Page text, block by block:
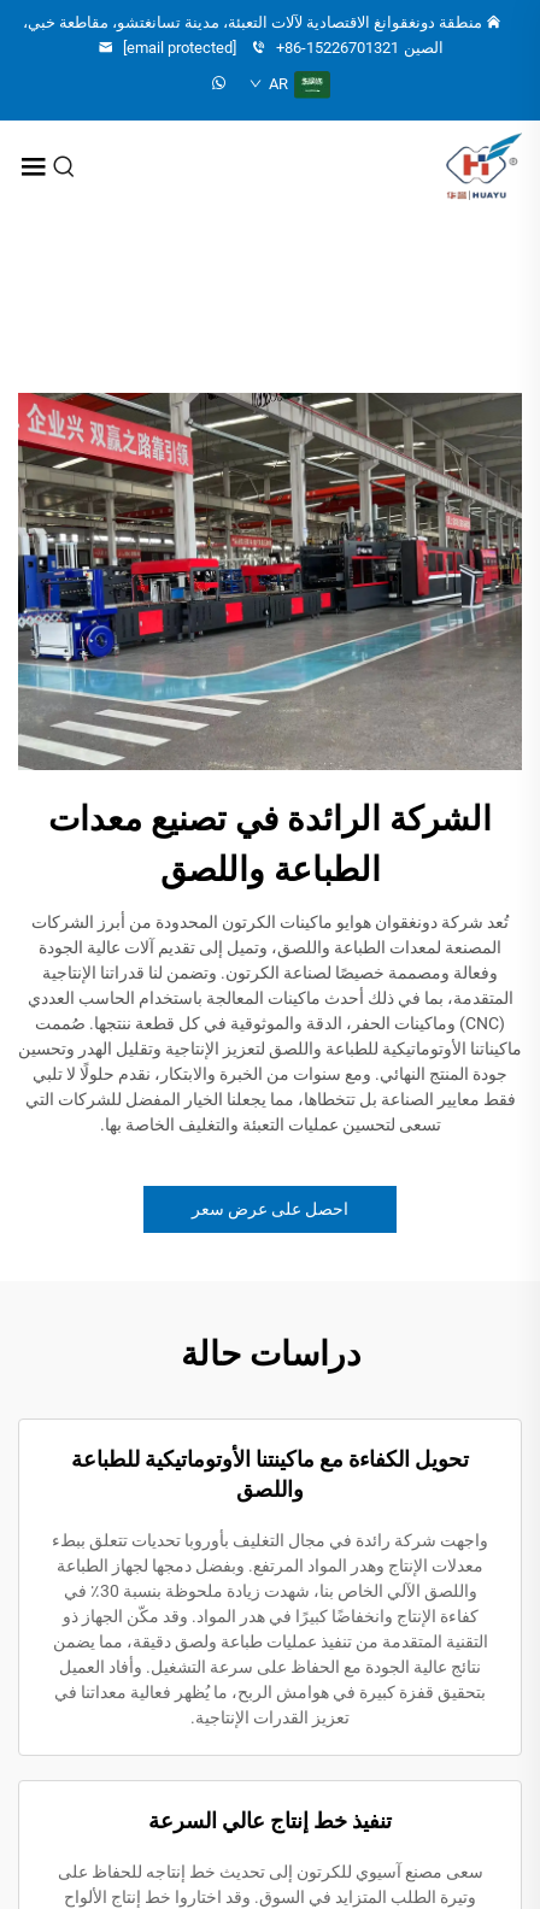
منطقة دونغقوانغ الاقتصادية لآلات التعبئة، مدينة تسانغتشو، مقاطعة خبي،
الصين +86-15226701321
[email protected]
AR
الشركة الرائدة في تصنيع معدات
الطباعة واللصق
تُعد شركة دونغقوان هوايو ماكينات الكرتون المحدودة من أبرز الشركات
المصنعة لمعدات الطباعة واللصق، وتميل إلى تقديم آلات عالية الجودة
وفعالة ومصممة خصيصًا لصناعة الكرتون. وتضمن لنا قدراتنا الإنتاجية
المتقدمة، بما في ذلك أحدث ماكينات المعالجة باستخدام الحاسب العددي
(CNC) وماكينات الحفر، الدقة والموثوقية في كل قطعة ننتجها. صُممت
ماكيناتنا الأوتوماتيكية للطباعة واللصق لتعزيز الإنتاجية وتقليل الهدر وتحسين
جودة المنتج النهائي. ومع سنوات من الخبرة والابتكار، نقدم حلولًا لا تلبي
فقط معايير الصناعة بل تتخطاها، مما يجعلنا الخيار المفضل للشركات التي
تسعى لتحسين عمليات التعبئة والتغليف الخاصة بها.
احصل على عرض سعر
دراسات حالة
تحويل الكفاءة مع ماكينتنا الأوتوماتيكية للطباعة
واللصق
واجهت شركة رائدة في مجال التغليف بأوروبا تحديات تتعلق ببطء
معدلات الإنتاج وهدر المواد المرتفع. وبفضل دمجها لجهاز الطباعة
واللصق الآلي الخاص بنا، شهدت زيادة ملحوظة بنسبة 30٪ في
كفاءة الإنتاج وانخفاضًا كبيرًا في هدر المواد. وقد مكّن الجهاز ذو
التقنية المتقدمة من تنفيذ عمليات طباعة ولصق دقيقة، مما يضمن
نتائج عالية الجودة مع الحفاظ على سرعة التشغيل. وأفاد العميل
بتحقيق قفزة كبيرة في هوامش الربح، ما يُظهر فعالية معداتنا في
تعزيز القدرات الإنتاجية.
تنفيذ خط إنتاج عالي السرعة
سعى مصنع آسيوي للكرتون إلى تحديث خط إنتاجه للحفاظ على
وتيرة الطلب المتزايد في السوق. وقد اختاروا خط إنتاج الألواح